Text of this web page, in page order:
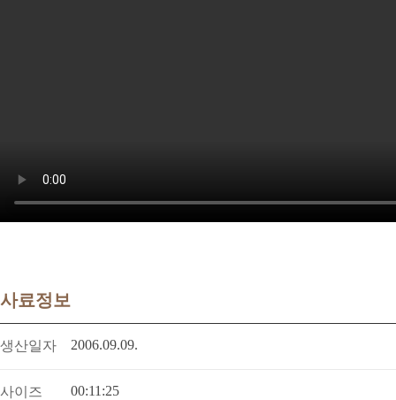
사료정보
생산일자 2006.09.09.
사이즈 00:11:25